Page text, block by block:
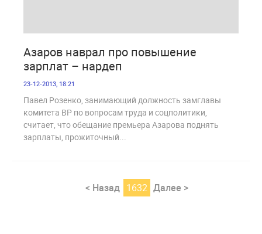
Азаров наврал про повышение
зарплат – нардеп
23-12-2013, 18:21
Павел Розенко, занимающий должность замглавы
комитета ВР по вопросам труда и соцполитики,
считает, что обещание премьера Азарова поднять
зарплаты, прожиточный...
< Назад 1632 Далее >